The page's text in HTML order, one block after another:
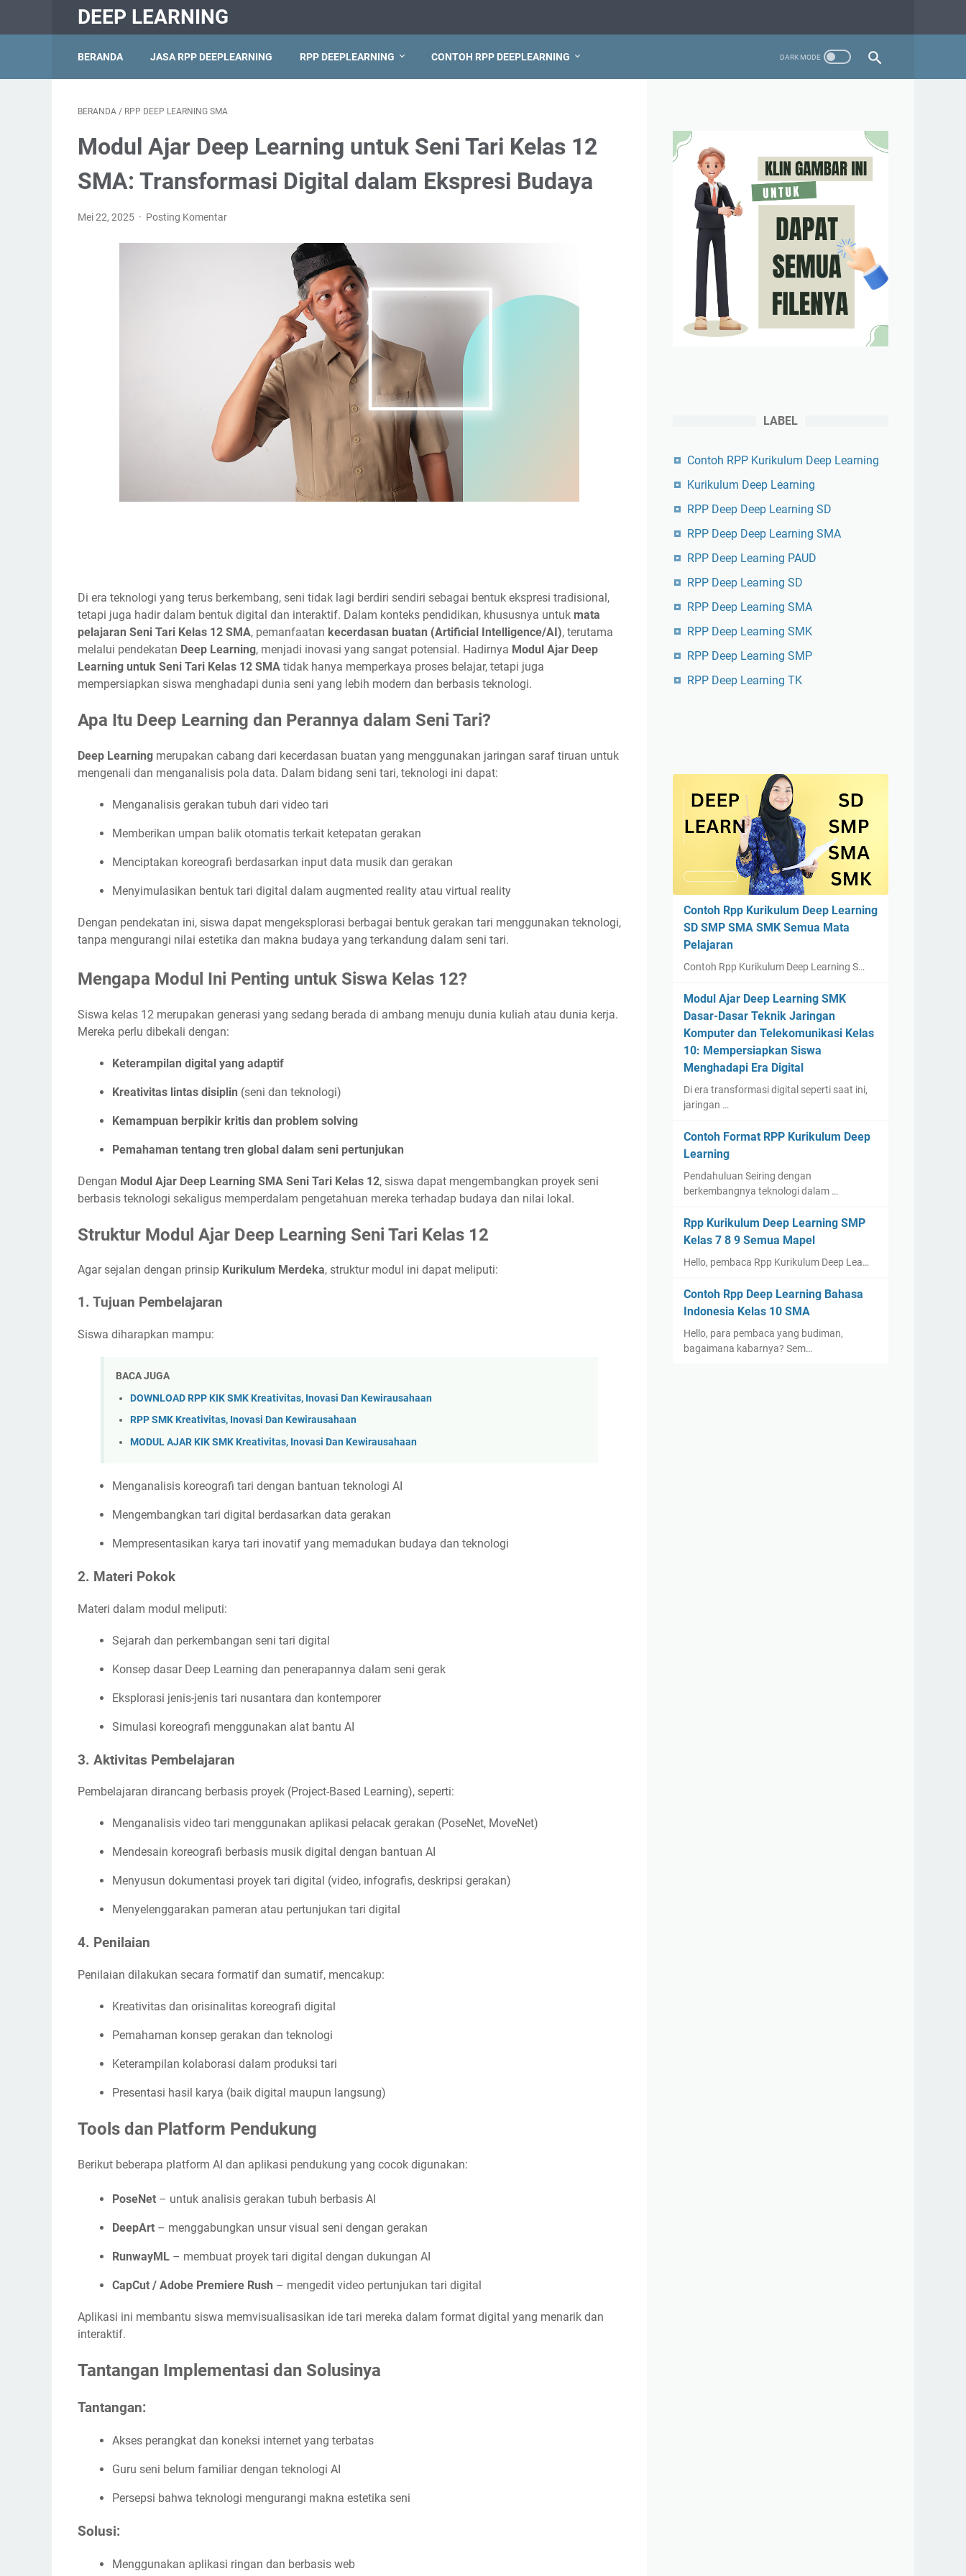
DEEP LEARNING
BERANDA JASA RPP DEEPLEARNING RPP DEEPLEARNING CONTOH RPP DEEPLEARNING
BERANDA / RPP DEEP LEARNING SMA
Modul Ajar Deep Learning untuk Seni Tari Kelas 12
SMA: Transformasi Digital dalam Ekspresi Budaya
Mei 22, 2025 Posting Komentar
Di era teknologi yang terus berkembang, seni tidak lagi berdiri sendiri sebagai bentuk ekspresi tradisional,
tetapi juga hadir dalam bentuk digital dan interaktif. Dalam konteks pendidikan, khususnya untuk mata
pelajaran Seni Tari Kelas 12 SMA, pemanfaatan kecerdasan buatan (Artificial Intelligence/AI), terutama
melalui pendekatan Deep Learning, menjadi inovasi yang sangat potensial. Hadirnya Modul Ajar Deep
Learning untuk Seni Tari Kelas 12 SMA tidak hanya memperkaya proses belajar, tetapi juga
mempersiapkan siswa menghadapi dunia seni yang lebih modern dan berbasis teknologi.
Apa Itu Deep Learning dan Perannya dalam Seni Tari?
Deep Learning merupakan cabang dari kecerdasan buatan yang menggunakan jaringan saraf tiruan untuk
mengenali dan menganalisis pola data. Dalam bidang seni tari, teknologi ini dapat:
Menganalisis gerakan tubuh dari video tari
Memberikan umpan balik otomatis terkait ketepatan gerakan
Menciptakan koreografi berdasarkan input data musik dan gerakan
Menyimulasikan bentuk tari digital dalam augmented reality atau virtual reality
Dengan pendekatan ini, siswa dapat mengeksplorasi berbagai bentuk gerakan tari menggunakan teknologi,
tanpa mengurangi nilai estetika dan makna budaya yang terkandung dalam seni tari.
Mengapa Modul Ini Penting untuk Siswa Kelas 12?
Siswa kelas 12 merupakan generasi yang sedang berada di ambang menuju dunia kuliah atau dunia kerja.
Mereka perlu dibekali dengan:
Keterampilan digital yang adaptif
Kreativitas lintas disiplin (seni dan teknologi)
Kemampuan berpikir kritis dan problem solving
Pemahaman tentang tren global dalam seni pertunjukan
Dengan Modul Ajar Deep Learning SMA Seni Tari Kelas 12, siswa dapat mengembangkan proyek seni
berbasis teknologi sekaligus memperdalam pengetahuan mereka terhadap budaya dan nilai lokal.
Struktur Modul Ajar Deep Learning Seni Tari Kelas 12
Agar sejalan dengan prinsip Kurikulum Merdeka, struktur modul ini dapat meliputi:
1. Tujuan Pembelajaran
Siswa diharapkan mampu:
BACA JUGA
DOWNLOAD RPP KIK SMK Kreativitas, Inovasi Dan Kewirausahaan
RPP SMK Kreativitas, Inovasi Dan Kewirausahaan
MODUL AJAR KIK SMK Kreativitas, Inovasi Dan Kewirausahaan
Menganalisis koreografi tari dengan bantuan teknologi AI
Mengembangkan tari digital berdasarkan data gerakan
Mempresentasikan karya tari inovatif yang memadukan budaya dan teknologi
2. Materi Pokok
Materi dalam modul meliputi:
Sejarah dan perkembangan seni tari digital
Konsep dasar Deep Learning dan penerapannya dalam seni gerak
Eksplorasi jenis-jenis tari nusantara dan kontemporer
Simulasi koreografi menggunakan alat bantu AI
3. Aktivitas Pembelajaran
Pembelajaran dirancang berbasis proyek (Project-Based Learning), seperti:
Menganalisis video tari menggunakan aplikasi pelacak gerakan (PoseNet, MoveNet)
Mendesain koreografi berbasis musik digital dengan bantuan AI
Menyusun dokumentasi proyek tari digital (video, infografis, deskripsi gerakan)
Menyelenggarakan pameran atau pertunjukan tari digital
4. Penilaian
Penilaian dilakukan secara formatif dan sumatif, mencakup:
Kreativitas dan orisinalitas koreografi digital
Pemahaman konsep gerakan dan teknologi
Keterampilan kolaborasi dalam produksi tari
Presentasi hasil karya (baik digital maupun langsung)
Tools dan Platform Pendukung
Berikut beberapa platform AI dan aplikasi pendukung yang cocok digunakan:
PoseNet – untuk analisis gerakan tubuh berbasis AI
DeepArt – menggabungkan unsur visual seni dengan gerakan
RunwayML – membuat proyek tari digital dengan dukungan AI
CapCut / Adobe Premiere Rush – mengedit video pertunjukan tari digital
Aplikasi ini membantu siswa memvisualisasikan ide tari mereka dalam format digital yang menarik dan
interaktif.
Tantangan Implementasi dan Solusinya
Tantangan:
Akses perangkat dan koneksi internet yang terbatas
Guru seni belum familiar dengan teknologi AI
Persepsi bahwa teknologi mengurangi makna estetika seni
Solusi:
Menggunakan aplikasi ringan dan berbasis web
LABEL
Contoh RPP Kurikulum Deep Learning
Kurikulum Deep Learning
RPP Deep Deep Learning SD
RPP Deep Deep Learning SMA
RPP Deep Learning PAUD
RPP Deep Learning SD
RPP Deep Learning SMA
RPP Deep Learning SMK
RPP Deep Learning SMP
RPP Deep Learning TK
Contoh Rpp Kurikulum Deep Learning
SD SMP SMA SMK Semua Mata
Pelajaran
Contoh Rpp Kurikulum Deep Learning S…
Modul Ajar Deep Learning SMK
Dasar-Dasar Teknik Jaringan
Komputer dan Telekomunikasi Kelas
10: Mempersiapkan Siswa
Menghadapi Era Digital
Di era transformasi digital seperti saat ini,
jaringan …
Contoh Format RPP Kurikulum Deep
Learning
Pendahuluan Seiring dengan
berkembangnya teknologi dalam …
Rpp Kurikulum Deep Learning SMP
Kelas 7 8 9 Semua Mapel
Hello, pembaca Rpp Kurikulum Deep Lea…
Contoh Rpp Deep Learning Bahasa
Indonesia Kelas 10 SMA
Hello, para pembaca yang budiman,
bagaimana kabarnya? Sem…